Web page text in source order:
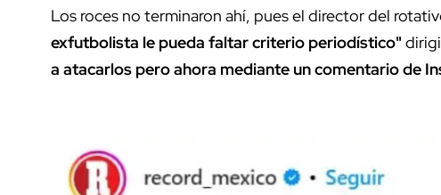
Los roces no terminaron ahí, pues el director del
exfutbolista le pueda faltar criterio periodístico"
a atacarlos pero ahora mediante un comentario de